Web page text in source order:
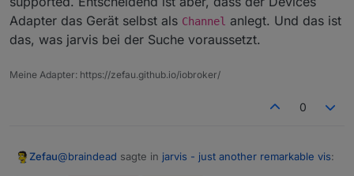
Adapter das Gerät selbst als Channel anlegt. Und das ist
das, was jarvis bei der Suche voraussetzt.
Meine Adapter: https://zefau.github.io/iobroker/
0
Zefau@braindead sagte in jarvis - just another remarkable vis: